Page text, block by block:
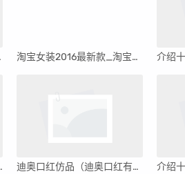
货源 淘宝女装2016最新款_淘宝女装2016最新款是正品吗
案揭晓) 迪奥口红仿品（迪奥口红有高仿吗）